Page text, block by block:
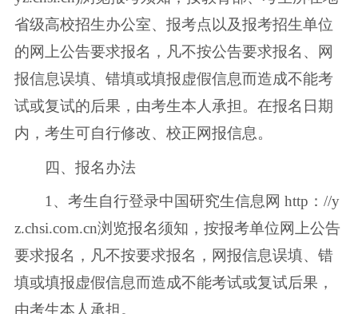
省级高校招生办公室、报考点以及报考招生单位
的网上公告要求报名，凡不按公告要求报名、网
报信息误填、错填或填报虚假信息而造成不能考
试或复试的后果，由考生本人承担。在报名日期
内，考生可自行修改、校正网报信息。
四、报名办法
1、考生自行登录中国研究生信息网 http：//y
z.chsi.com.cn浏览报名须知，按报考单位网上公告
要求报名，凡不按要求报名，网报信息误填、错
填或填报虚假信息而造成不能考试或复试后果，
由考生本人承担。